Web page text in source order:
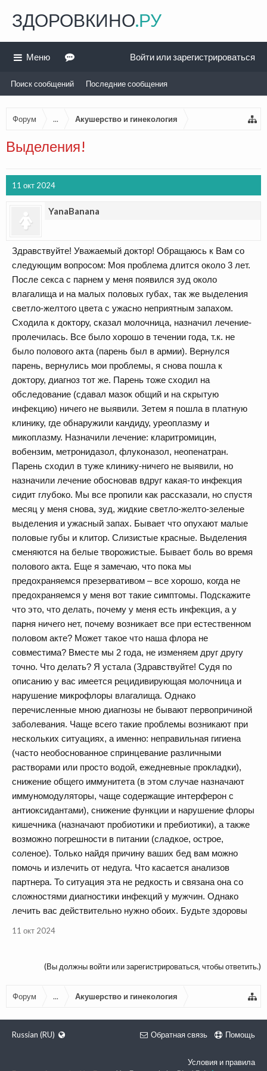
Форум ... Акушерство и гинекология
Выделения!
11 окт 2024
YanaBanana
Здравствуйте! Уважаемый доктор! Обращаюсь к Вам со
следующим вопросом: Моя проблема длится около 3 лет.
После секса с парнем у меня появился зуд около
влагалища и на малых половых губах, так же выделения
светло-желтого цвета с ужасно неприятным запахом.
Сходила к доктору, сказал молочница, назначил лечение-
пролечилась. Все было хорошо в течении года, т.к. не
было полового акта (парень был в армии). Вернулся
парень, вернулись мои проблемы, я снова пошла к
доктору, диагноз тот же. Парень тоже сходил на
обследование (сдавал мазок общий и на скрытую
инфекцию) ничего не выявили. Зетем я пошла в платную
клинику, где обнаружили кандиду, уреоплазму и
микоплазму. Назначили лечение: кларитромицин,
вобензим, метронидазол, флуконазол, неопенатран.
Парень сходил в туже клинику-ничего не выявили, но
назначили лечение обосновав вдруг какая-то инфекция
сидит глубоко. Мы все пропили как рассказали, но спустя
месяц у меня снова, зуд, жидкие светло-желто-зеленые
выделения и ужасный запах. Бывает что опухают малые
половые губы и клитор. Слизистые красные. Выделения
сменяются на белые творожистые. Бывает боль во время
полового акта. Еще я замечаю, что пока мы
предохраняемся презервативом – все хорошо, когда не
предохраняемся у меня вот такие симптомы. Подскажите
что это, что делать, почему у меня есть инфекция, а у
парня ничего нет, почему возникает все при естественном
половом акте? Может такое что наша флора не
совместима? Вместе мы 2 года, не изменяем друг другу
точно. Что делать? Я устала (Здравствуйте! Судя по
описанию у вас имеется рецидивирующая молочница и
нарушение микрофлоры влагалища. Однако
перечисленные мною диагнозы не бывают первопричиной
заболевания. Чаще всего такие проблемы возникают при
нескольких ситуациях, а именно: неправильная гигиена
(часто необоснованное спринцевание различными
растворами или просто водой, ежедневные прокладки),
снижение общего иммунитета (в этом случае назначают
иммуномодуляторы, чаще содержащие интерферон с
антиоксидантами), снижение функции и нарушение флоры
кишечника (назначают пробиотики и пребиотики), а также
возможно погрешности в питании (сладкое, острое,
соленое). Только найдя причину ваших бед вам можно
помочь и излечить от недуга. Что касается анализов
партнера. То ситуация эта не редкость и связана она со
сложностями диагностики инфекций у мужчин. Однако
лечить вас действительно нужно обоих. Будьте здоровы
11 окт 2024
(Вы должны войти или зарегистрироваться, чтобы ответить.)
Форум ... Акушерство и гинекология
ЗДОРОВКИНО.РУ
Меню
Поиск сообщений Последние сообщения
Войти или зарегистрироваться
Russian (RU) Обратная связь Помощь
Условия и правила